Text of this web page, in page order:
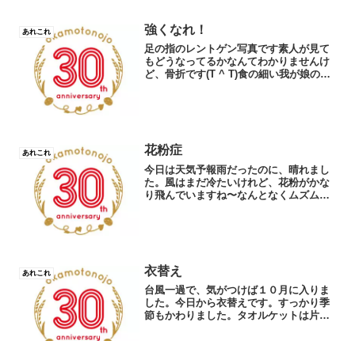
あれこれ 強くなれ！
足の指のレントゲン写真です素人が見て
もどうなってるかなんてわかりませんけ
ど、骨折です(T ^ T)食の細い我が娘の足
あれこれ 花粉症
今日は天気予報雨だったのに、晴れまし
た。風はまだ冷たいけれど、花粉がかな
り飛んでいますね〜なんとなくムズムズ
あれこれ 衣替え
台風一過で、気がつけば１０月に入りま
した。今日から衣替えです。すっかり季
節もかわりました。タオルケットは片付